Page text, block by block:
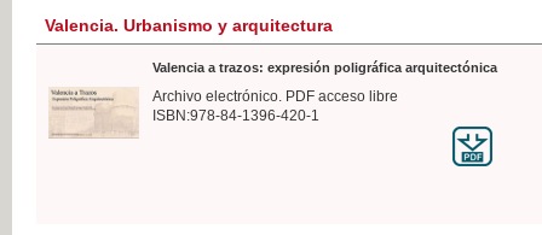
Valencia. Urbanismo y arquitectura
Valencia a trazos: expresión poligráfica arquitectónica
Archivo electrónico. PDF acceso libre
ISBN:978-84-1396-420-1